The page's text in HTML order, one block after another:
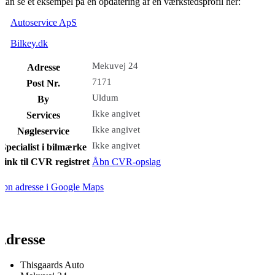
Autoservice ApS
Bilkey.dk
Adresse Mekuvej 24
Post Nr. 7171
By Uldum
Services Ikke angivet
Nøgleservice Ikke angivet
Specialist i bilmærke Ikke angivet
til CVR registret Åbn CVR-opslag
adresse i Google Maps
Thisgaards Auto